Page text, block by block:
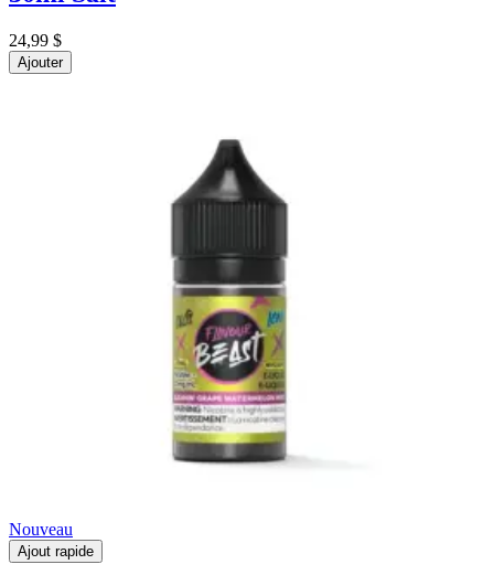
24,99 $
Ajouter
Nouveau
Ajout rapide